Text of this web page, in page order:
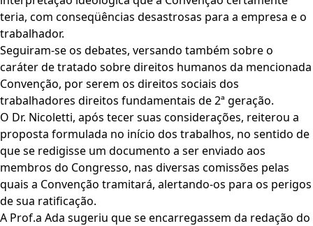
teria, com conseqüências desastrosas para a empresa e o
trabalhador.
Seguiram-se os debates, versando também sobre o
caráter de tratado sobre direitos humanos da mencionada
Convenção, por serem os direitos sociais dos
trabalhadores direitos fundamentais de 2ª geração.
O Dr. Nicoletti, após tecer suas considerações, reiterou a
proposta formulada no início dos trabalhos, no sentido de
que se redigisse um documento a ser enviado aos
membros do Congresso, nas diversas comissões pelas
quais a Convenção tramitará, alertando-os para os perigos
de sua ratificação.
A Prof.a Ada sugeriu que se encarregassem da redação do